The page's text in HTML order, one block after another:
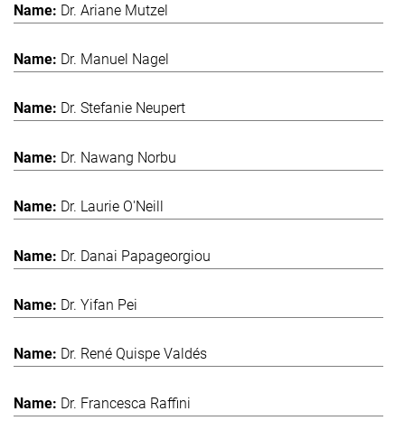
Dr. Ariane Mutzel
Dr. Manuel Nagel
Dr. Stefanie Neupert
Dr. Nawang Norbu
Dr. Laurie O'Neill
Dr. Danai Papageorgiou
Dr. Yifan Pei
Dr. René Quispe Valdés
Dr. Francesca Raffini